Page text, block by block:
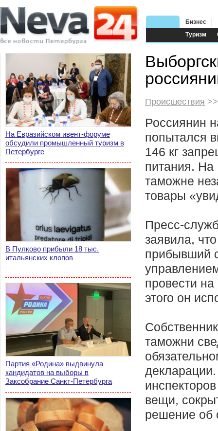
Туризм
Бизнес
На Евразийском ивент-форуме
обсудили промышленный туризм в
Петербурге
В Пулково прибыли 18 тыс.
итальянских клопов
Партия «Родина» выдвинула
кандидатов на выборы в
Заксобрание Санкт-Петербурга
Происшествия
Россиянин
попытался
146 кг
питания. На
таможне
товары
Пресс-
заявила,
прибывший
провести
этого он
таможни
вещи,
решение об